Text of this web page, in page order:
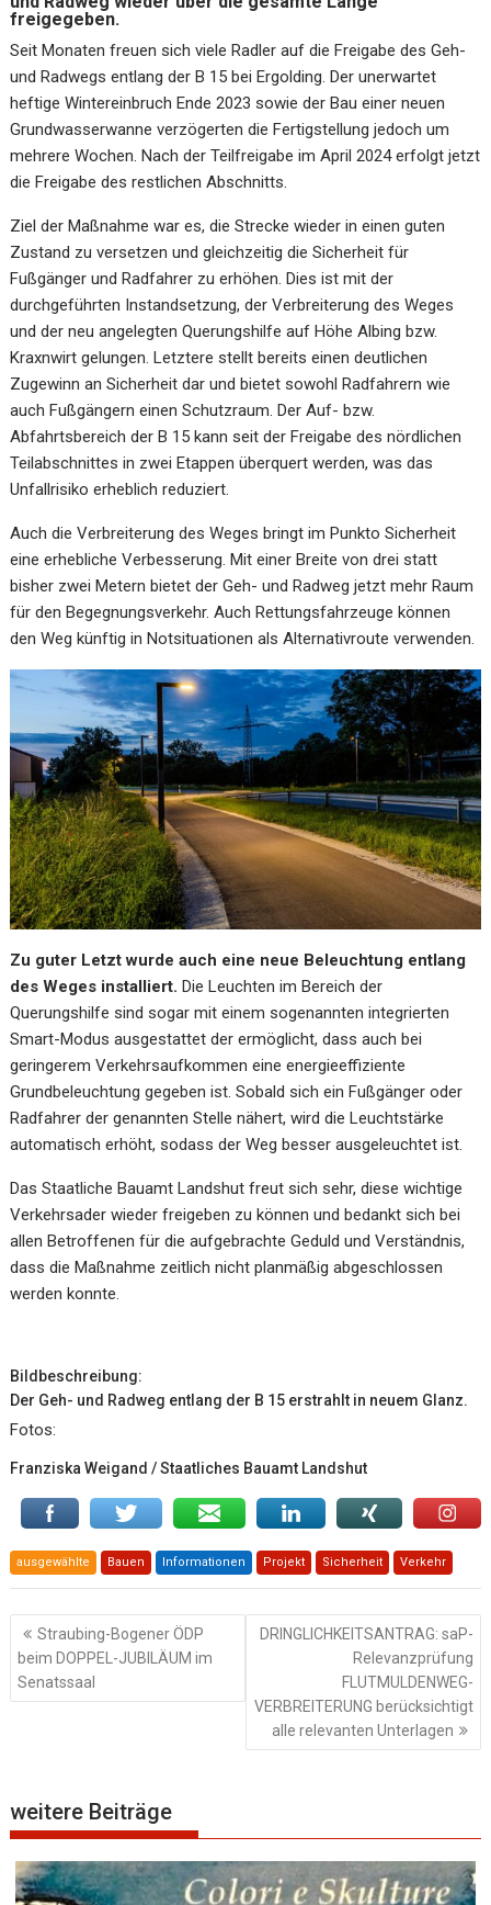
freigegeben.
Seit Monaten freuen sich viele Radler auf die Freigabe des Geh-
und Radwegs entlang der B 15 bei Ergolding. Der unerwartet
heftige Wintereinbruch Ende 2023 sowie der Bau einer neuen
Grundwasserwanne verzögerten die Fertigstellung jedoch um
mehrere Wochen. Nach der Teilfreigabe im April 2024 erfolgt jetzt
die Freigabe des restlichen Abschnitts.
Ziel der Maßnahme war es, die Strecke wieder in einen guten
Zustand zu versetzen und gleichzeitig die Sicherheit für
Fußgänger und Radfahrer zu erhöhen. Dies ist mit der
durchgeführten Instandsetzung, der Verbreiterung des Weges
und der neu angelegten Querungshilfe auf Höhe Albing bzw.
Kraxnwirt gelungen. Letztere stellt bereits einen deutlichen
Zugewinn an Sicherheit dar und bietet sowohl Radfahrern wie
auch Fußgängern einen Schutzraum. Der Auf- bzw.
Abfahrtsbereich der B 15 kann seit der Freigabe des nördlichen
Teilabschnittes in zwei Etappen überquert werden, was das
Unfallrisiko erheblich reduziert.
Auch die Verbreiterung des Weges bringt im Punkto Sicherheit
eine erhebliche Verbesserung. Mit einer Breite von drei statt
bisher zwei Metern bietet der Geh- und Radweg jetzt mehr Raum
für den Begegnungsverkehr. Auch Rettungsfahrzeuge können
den Weg künftig in Notsituationen als Alternativroute verwenden.
Zu guter Letzt wurde auch eine neue Beleuchtung entlang
des Weges installiert. Die Leuchten im Bereich der
Querungshilfe sind sogar mit einem sogenannten integrierten
Smart-Modus ausgestattet der ermöglicht, dass auch bei
geringerem Verkehrsaufkommen eine energieeffiziente
Grundbeleuchtung gegeben ist. Sobald sich ein Fußgänger oder
Radfahrer der genannten Stelle nähert, wird die Leuchtstärke
automatisch erhöht, sodass der Weg besser ausgeleuchtet ist.
Das Staatliche Bauamt Landshut freut sich sehr, diese wichtige
Verkehrsader wieder freigeben zu können und bedankt sich bei
allen Betroffenen für die aufgebrachte Geduld und Verständnis,
dass die Maßnahme zeitlich nicht planmäßig abgeschlossen
werden konnte.
Bildbeschreibung:
Der Geh- und Radweg entlang der B 15 erstrahlt in neuem Glanz.
Fotos:
Franziska Weigand / Staatliches Bauamt Landshut
ausgewählte Bauen Informationen Projekt Sicherheit Verkehr
Beitragsnavigation
Straubing-Bogener ÖDP
beim DOPPEL-JUBILÄUM im
Senatssaal
DRINGLICHKEITSANTRAG: saP-
Relevanzprüfung
FLUTMULDENWEG-
VERBREITERUNG berücksichtigt
alle relevanten Unterlagen
weitere Beiträge